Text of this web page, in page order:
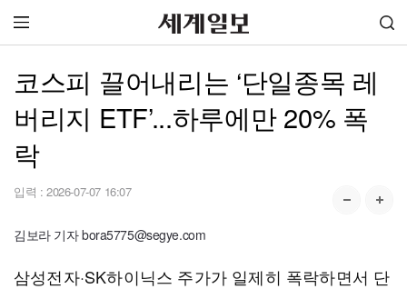
코스피 끌어내리는 ‘단일종목 레
버리지 ETF’...하루에만 20% 폭
락
입력 : 2026-07-07 16:07
김보라 기자 bora5775@segye.com
삼성전자·SK하이닉스 주가가 일제히 폭락하면서 단